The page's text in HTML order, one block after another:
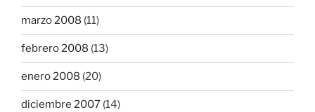
marzo 2008 (11)
febrero 2008 (13)
enero 2008 (20)
diciembre 2007 (14)